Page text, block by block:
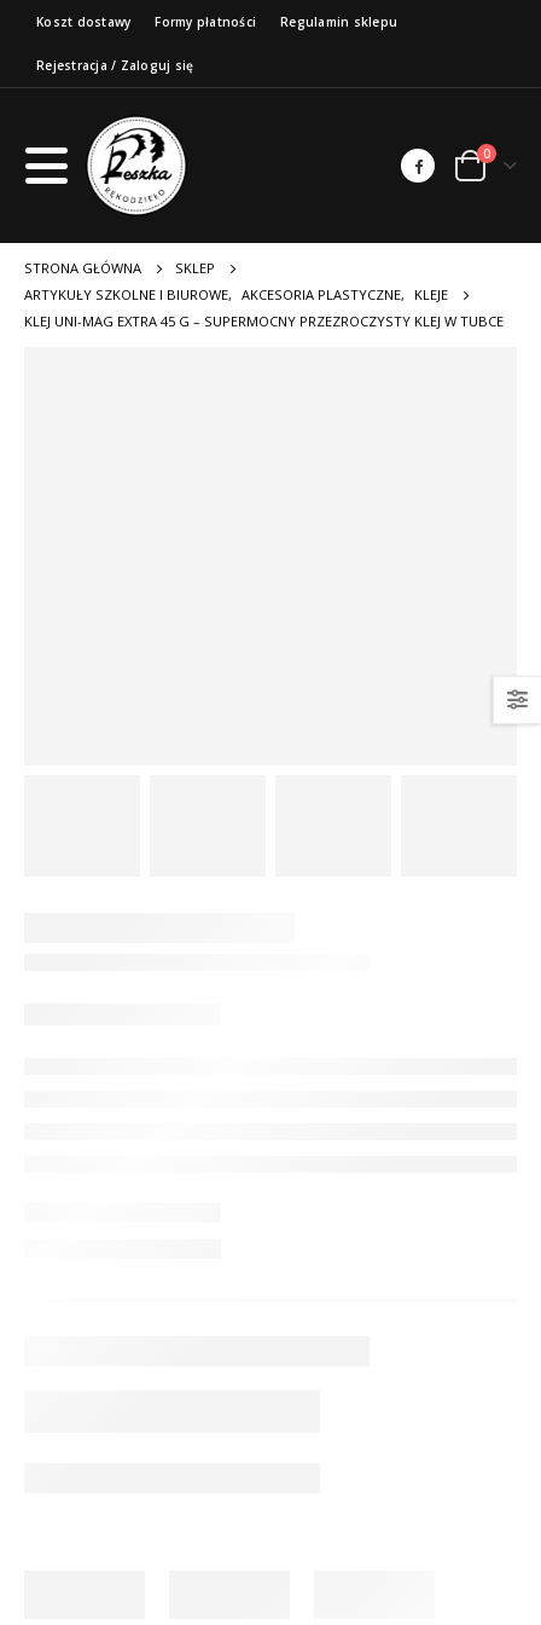
Koszt dostawy Formy płatności Regulamin sklepu
Rejestracja / Zaloguj się
0
STRONA GŁÓWNA
SKLEP
ARTYKUŁY SZKOLNE I BIUROWE, AKCESORIA PLASTYCZNE,
KLEJE
KLEJ UNI-MAG EXTRA 45 G – SUPERMOCNY PRZEZROCZYSTY KLEJ W TUBCE